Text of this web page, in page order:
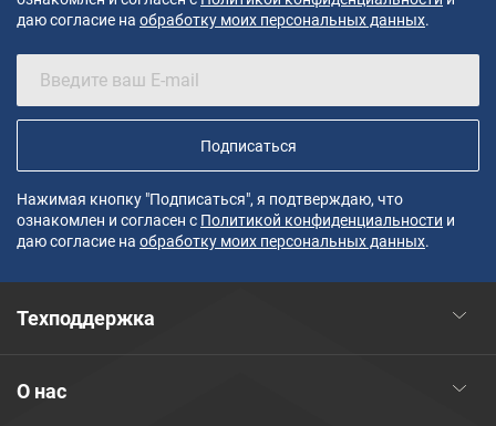
даю согласие на обработку моих персональных данных.
Подписаться
Нажимая кнопку "Подписаться", я подтверждаю, что
ознакомлен и согласен с Политикой конфиденциальности и
даю согласие на обработку моих персональных данных.
О нас
Техподдержка